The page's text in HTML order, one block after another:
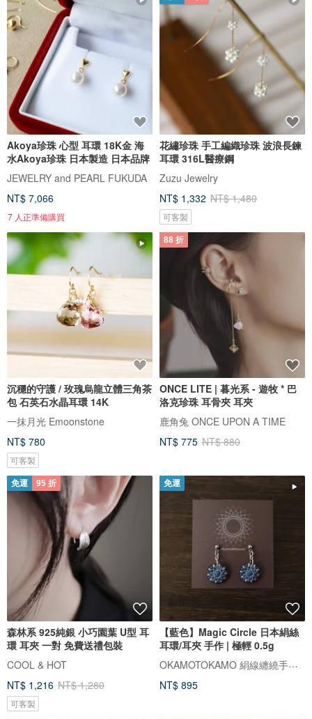
Akoya珍珠 心型 耳環 18K金 海
水Akoya珍珠 日本製造 日本品牌
JEWELRY and PEARL FUKUDA
NT$ 7,066
7 人正準備購買
花繡珍珠 手工編織珍珠 波浪長鍊
耳環 316L醫療鋼
Zuzu Jewelry
NT$ 1,332 NT$ 1,480
可客製
沉穩的守護 / 玫瑰烏龍立體三角茶
包 石英石水晶耳環 14K
一抹月光 Emoonstone
NT$ 780
可客製
88 折
ONCE LITE | 暮光系 - 遊牧 * 巴
洛克珍珠 耳骨夾 耳夾
鹿角兔 ONCE UPON A TIME
NT$ 775 NT$ 880
免運 95 折
森林系 925純銀 小巧園葉 U型 耳
環 耳夾 一對 免費送禮包裝
COOL & HOT
NT$ 1,216 NT$ 1,280
可客製
免運
【藍色】Magic Circle 日本絹絲
耳環/耳夾 手作 | 極輕 0.5g
OKAMOTOKAMO 絹線纏繞手作飾品專門店
NT$ 895